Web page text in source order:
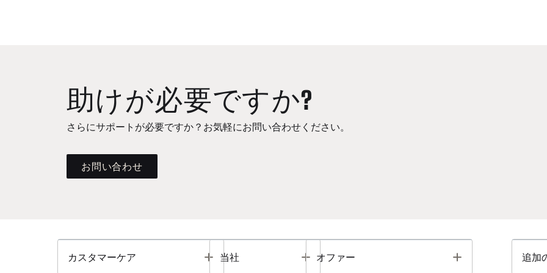
助けが必要ですか?
さらにサポートが必要ですか？お気軽にお問い合わせください。
お問い合わせ
カスタマーケア Toggle
当社 Toggle
オファー Toggle 追加